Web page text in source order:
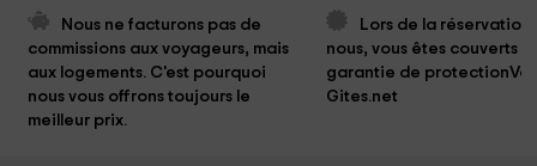
Nous ne facturons pas de
commissions aux voyageurs, mais
aux logements. C'est pourquoi
nous vous offrons toujours le
meilleur prix.
Lors de la
nous, vous êtes couverts
garantie de
Gites.net